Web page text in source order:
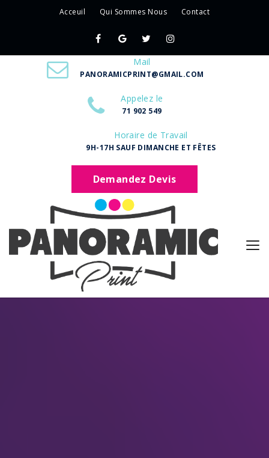
Acceuil Qui Sommes Nous Contact
Mail
PANORAMICPRINT@GMAIL.COM
Appelez le
71 902 549
Horaire de Travail
9H-17H SAUF DIMANCHE ET FÊTES
Demandez Devis